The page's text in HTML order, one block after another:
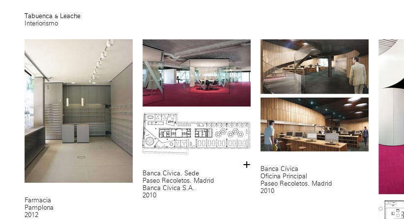
Tabuenca & Leache
Interiorismo
Farmacia
Pamplona
2012
Banca Cívica. Sede
Paseo Recoletos. Madrid
Banca Cívica S.A.
2010
Banca Cívica
Oficina Principal
Paseo Recoletos. Madrid
2010